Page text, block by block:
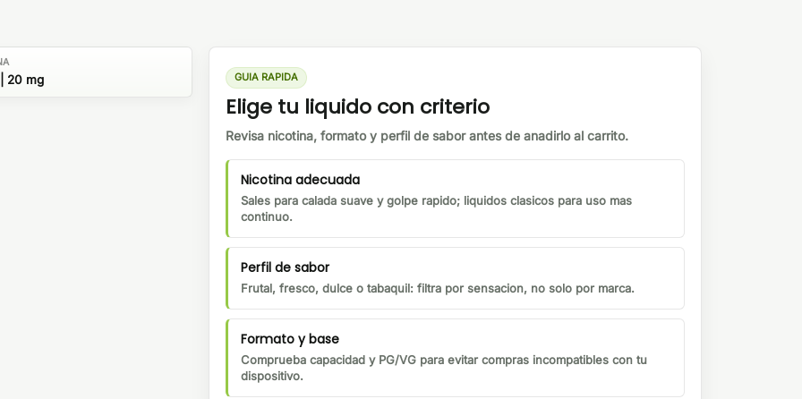
20 mg GUIA RAPIDA
Elige tu liquido con criterio
Revisa nicotina, formato y perfil de sabor antes de anadirlo al carrito.
Nicotina adecuada
Sales para calada suave y golpe rapido; liquidos clasicos para uso mas
continuo.
Perfil de sabor
Frutal, fresco, dulce o tabaquil: filtra por sensacion, no solo por marca.
Formato y base
Comprueba capacidad y PG/VG para evitar compras incompatibles con tu
dispositivo.